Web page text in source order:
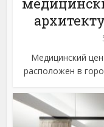
Медицинский
расположен в